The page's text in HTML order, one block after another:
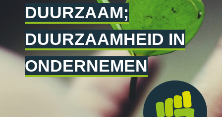
DUURZAAM;
DUURZAAMHEID IN
ONDERNEMEN